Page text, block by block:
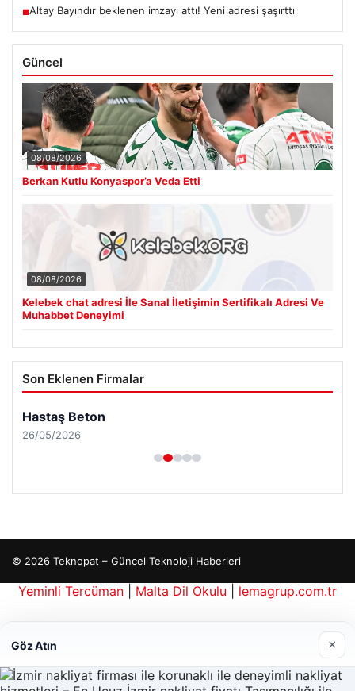
■Altay Bayındır beklenen imzayı attı! Yeni adresi şaşırttı
Güncel
08/08/2026
Berkan Kutlu Konyaspor’a Veda Etti
08/08/2026
Kelebek chat adresi İle Sanal İletişimin Sertifikalı Adresi Ve
Muhabbet Deneyimi
Son Eklenen Firmalar
Hastaş Beton
26/05/2026
© 2026 Teknopat – Güncel Teknoloji Haberleri
Göz Atın ×
siteleri
Yeminli Tercüman Malta Dil Okulu
lemagrup.com.tr